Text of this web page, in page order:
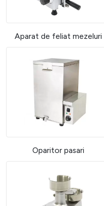
Aparat de feliat mezeluri
Oparitor pasari